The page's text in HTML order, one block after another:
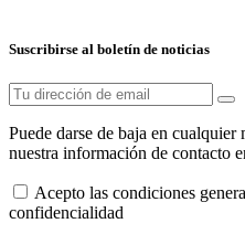
Suscribirse al boletín de noticias
Puede darse de baja en
nuestra información de contacto
Acepto las condiciones
confidencialidad